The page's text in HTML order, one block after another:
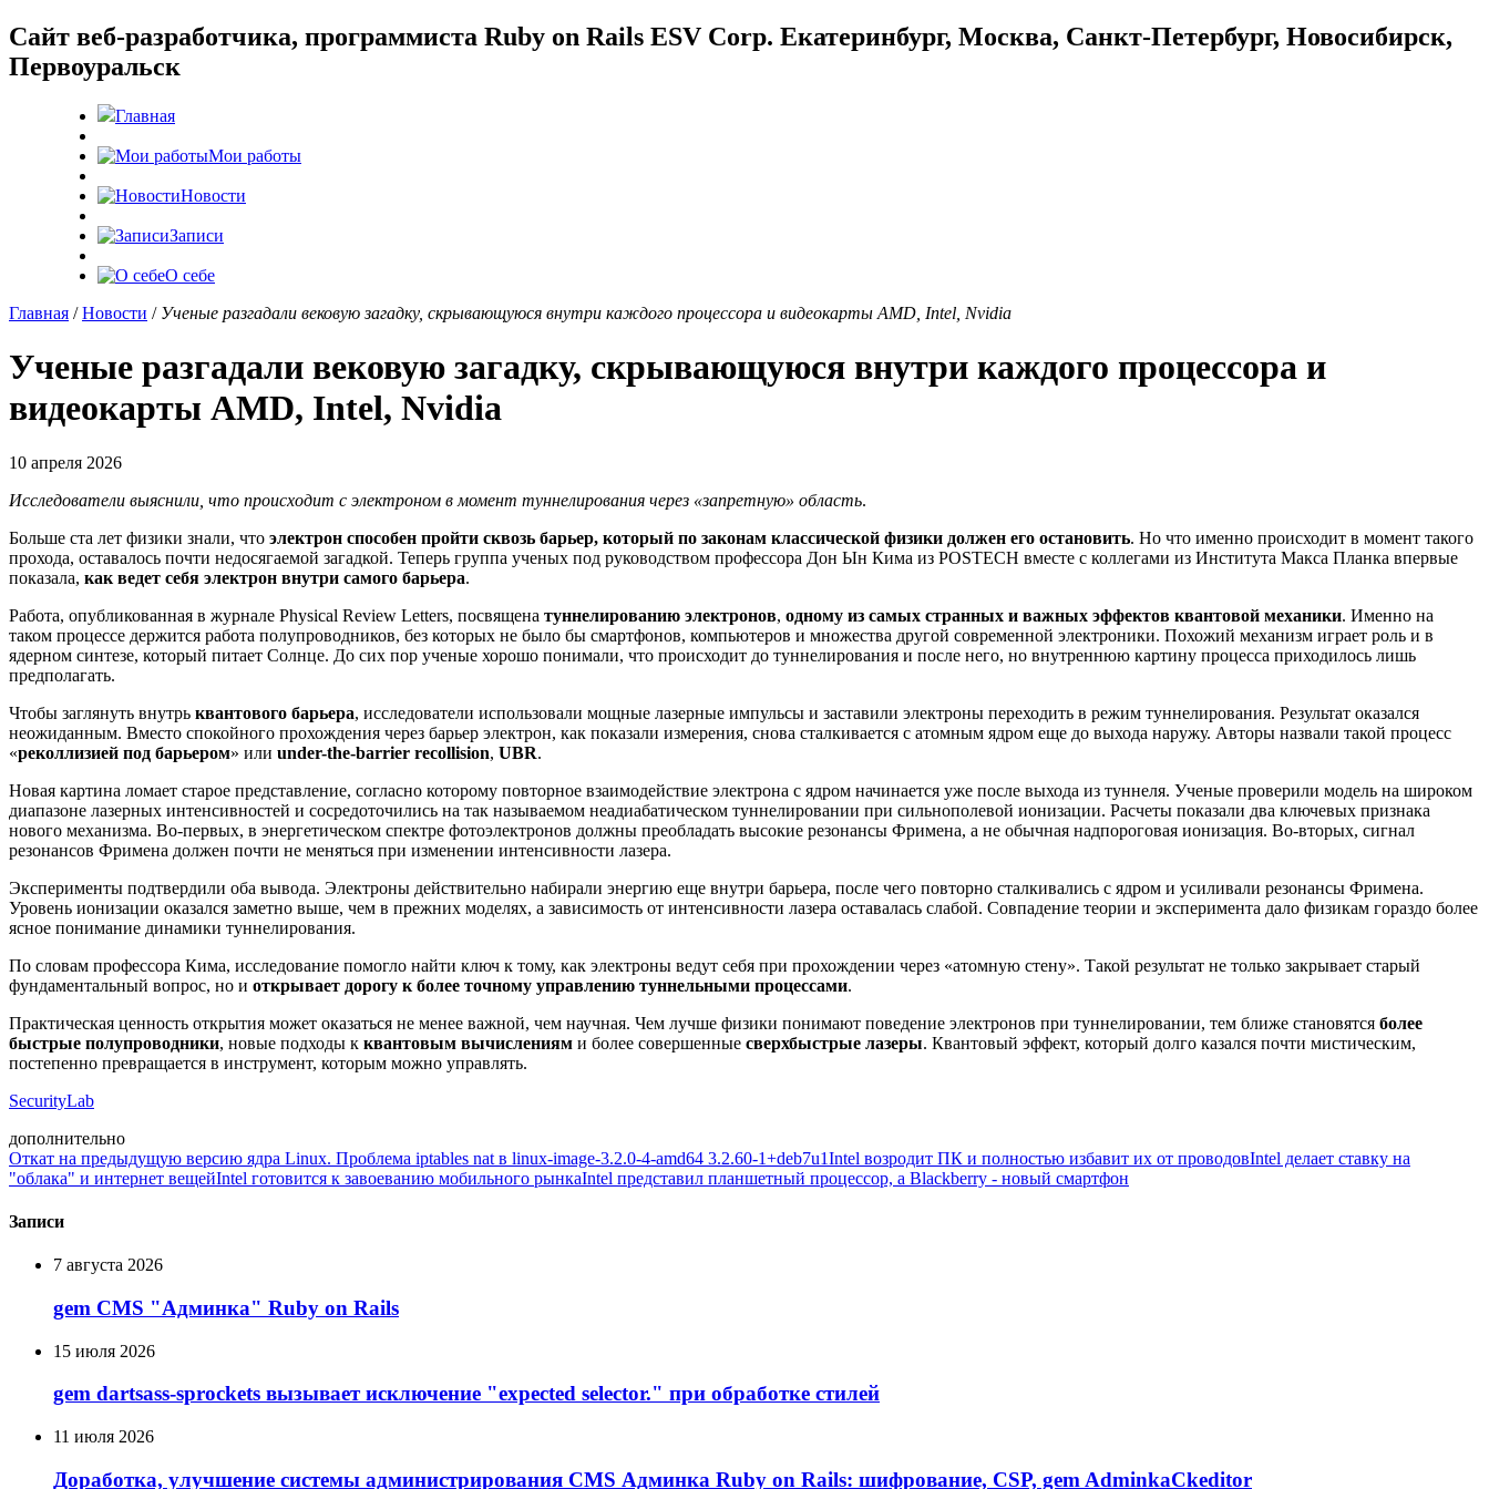
Cайт веб-разработчика, программиста Ruby on Rails ESV Corp. Екатеринбург, Москва, Санкт-Петербург, Новосибирск,
Первоуральск
Главная
Мои работы
Новости
Записи
О себе
Главная /Новости / Ученые разгадали вековую загадку, скрывающуюся внутри каждого процессора и видеокарты AMD, Intel, Nvidia
Ученые разгадали вековую загадку, скрывающуюся внутри каждого процессора и
видеокарты AMD, Intel, Nvidia
10 апреля 2026
Исследователи выяснили, что происходит с электроном в момент туннелирования через «запретную» область.
Больше ста лет физики знали, что электрон способен пройти сквозь барьер, который по законам классической физики должен его остановить. Но что именно происходит в момент такого
прохода, оставалось почти недосягаемой загадкой. Теперь группа ученых под руководством профессора Дон Ын Кима из POSTECH вместе с коллегами из Института Макса Планка впервые
показала, как ведет себя электрон внутри самого барьера.
Работа, опубликованная в журнале Physical Review Letters, посвящена туннелированию электронов, одному из самых странных и важных эффектов квантовой механики. Именно на
таком процессе держится работа полупроводников, без которых не было бы смартфонов, компьютеров и множества другой современной электроники. Похожий механизм играет роль и в
ядерном синтезе, который питает Солнце. До сих пор ученые хорошо понимали, что происходит до туннелирования и после него, но внутреннюю картину процесса приходилось лишь
предполагать.
Чтобы заглянуть внутрь квантового барьера, исследователи использовали мощные лазерные импульсы и заставили электроны переходить в режим туннелирования. Результат оказался
неожиданным. Вместо спокойного прохождения через барьер электрон, как показали измерения, снова сталкивается с атомным ядром еще до выхода наружу. Авторы назвали такой процесс
«реколлизией под барьером» или under-the-barrier recollision, UBR.
Новая картина ломает старое представление, согласно которому повторное взаимодействие электрона с ядром начинается уже после выхода из туннеля. Ученые проверили модель на широком
диапазоне лазерных интенсивностей и сосредоточились на так называемом неадиабатическом туннелировании при сильнополевой ионизации. Расчеты показали два ключевых признака
нового механизма. Во-первых, в энергетическом спектре фотоэлектронов должны преобладать высокие резонансы Фримена, а не обычная надпороговая ионизация. Во-вторых, сигнал
резонансов Фримена должен почти не меняться при изменении интенсивности лазера.
Эксперименты подтвердили оба вывода. Электроны действительно набирали энергию еще внутри барьера, после чего повторно сталкивались с ядром и усиливали резонансы Фримена.
Уровень ионизации оказался заметно выше, чем в прежних моделях, а зависимость от интенсивности лазера оставалась слабой. Совпадение теории и эксперимента дало физикам гораздо более
ясное понимание динамики туннелирования.
По словам профессора Кима, исследование помогло найти ключ к тому, как электроны ведут себя при прохождении через «атомную стену». Такой результат не только закрывает старый
фундаментальный вопрос, но и открывает дорогу к более точному управлению туннельными процессами.
Практическая ценность открытия может оказаться не менее важной, чем научная. Чем лучше физики понимают поведение электронов при туннелировании, тем ближе становятся более
быстрые полупроводники, новые подходы к квантовым вычислениям и более совершенные сверхбыстрые лазеры. Квантовый эффект, который долго казался почти мистическим,
постепенно превращается в инструмент, которым можно управлять.
SecurityLab
дополнительно
Откат на предыдущую версию ядра Linux. Проблема iptables nat в linux-image-3.2.0-4-amd64 3.2.60-1+deb7u1Intel возродит ПК и полностью избавит их от проводовIntel делает ставку на
"облака" и интернет вещейIntel готовится к завоеванию мобильного рынкаIntel представил планшетный процессор, а Blackberry - новый смартфон
Записи
7 августа 2026
gem CMS "Админка" Ruby on Rails
15 июля 2026
gem dartsass-sprockets вызывает исключение "expected selector." при обработке стилей
11 июля 2026
Доработка, улучшение системы администрирования CMS Админка Ruby on Rails: шифрование, CSP, gem AdminkaCkeditor